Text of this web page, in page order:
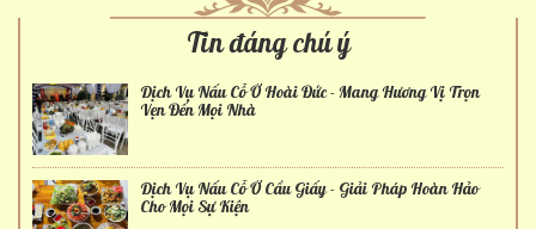
Tin đáng chú ý
Dịch Vụ Nấu Cỗ Ở Hoài Đức - Mang Hương Vị Trọn
Vẹn Đến Mọi Nhà
Dịch Vụ Nấu Cỗ Ở Cầu Giấy - Giải Pháp Hoàn Hảo
Cho Mọi Sự Kiện